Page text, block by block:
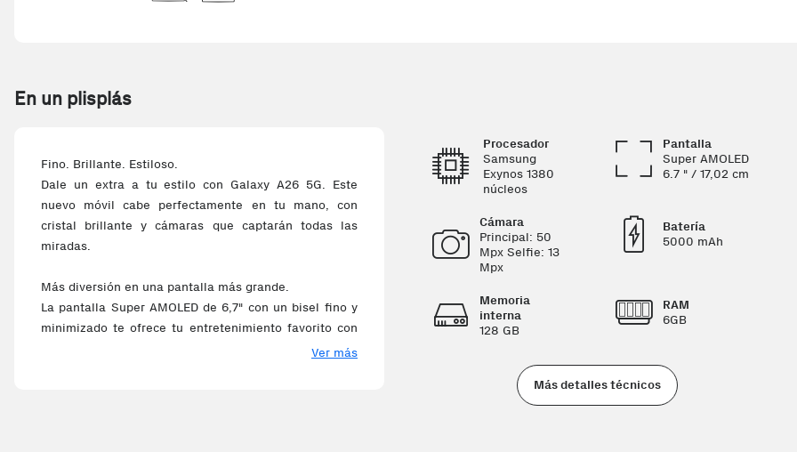
En un plisplás
Fino. Brillante. Estiloso.
Dale un extra a tu estilo con Galaxy A26 5G. Este
nuevo móvil cabe perfectamente en tu mano, con
cristal brillante y cámaras que captarán todas las
miradas.
Más diversión en una pantalla más grande.
La pantalla Super AMOLED de 6,7" con un bisel fino y
minimizado te ofrece tu entretenimiento favorito con
más claridad. Desde el último vídeo de tu creador
Ver más
Procesador
Samsung
Exynos 1380
núcleos
Pantalla
Super AMOLED
6.7 " / 17,02 cm
Cámara
Principal: 50
Mpx Selfie: 13
Mpx
Batería
5000 mAh
Memoria
interna
128 GB
RAM
6GB
Más detalles técnicos